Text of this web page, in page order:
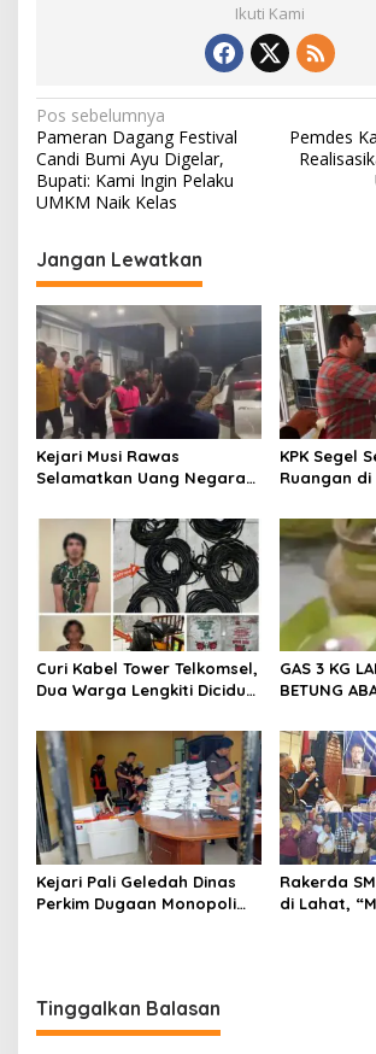
Ikuti Kami
N
a
v
i
g
a
s
i
p
o
s
Pos sebelumnya
Pameran Dagang Festival
Candi Bumi Ayu Digelar,
Bupati: Kami Ingin Pelaku
UMKM Naik Kelas
Pemdes
Jangan Lewatkan
Kejari Musi Rawas
Selamatkan Uang Negara
KPK Segel
Ruangan
Ruang
Curi Kabel Tower Telkomsel,
Dua Warga Lengkiti Diciduk
GAS 3 KG
BETUNG
CARI GAS 3
Kejari Pali Geledah Dinas
Perkim Dugaan Monopoli
Rakerda
di Lahat,
Tinggalkan Balasan